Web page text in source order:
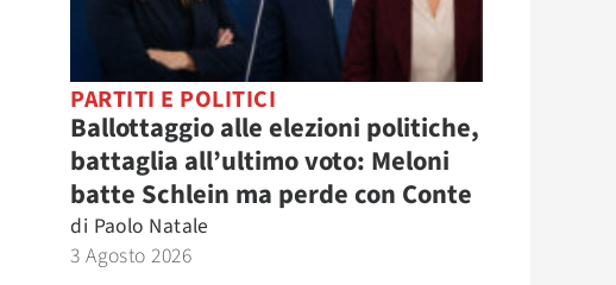
PARTITI E POLITICI
Ballottaggio alle elezioni politiche,
battaglia all’ultimo voto: Meloni
batte Schlein ma perde con Conte
di Paolo Natale
3 Agosto 2026